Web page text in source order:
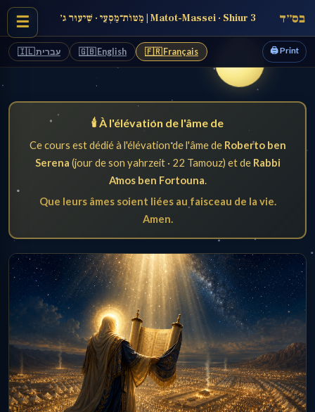
מַטּוֹת־מַסְעֵי · שִׁיעוּר ג׳ | Matot-Massei · Shiur 3 בס״ד
🇮🇱 עברית 🇬🇧 English 🇫🇷 Français 🖨️ Print
🕯️ À l'élévation de l'âme de
Ce cours est dédié à l'élévation de l'âme de Roberto ben
Serena (jour de son yahrzeit · 22 Tamouz) et de Rabbi
Amos ben Fortouna
Que leurs âmes soient liées au faisceau de la vie.
Amen.
☰